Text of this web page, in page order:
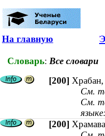
На главную
Словарь: Все словари
[200] Храбан,
См.
См.
языке:
[200]